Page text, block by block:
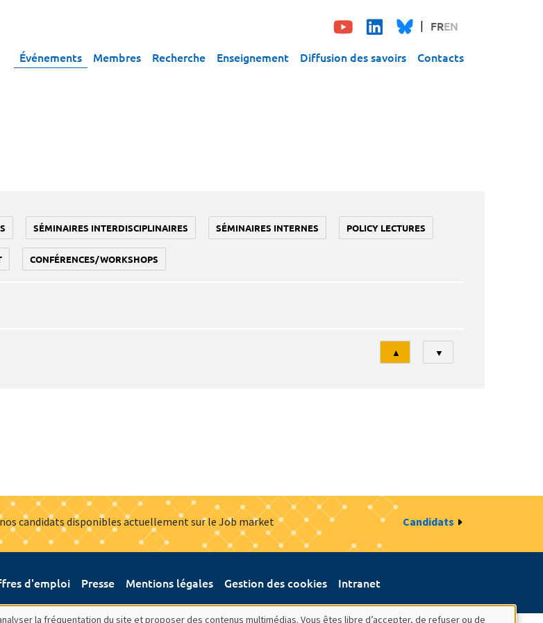
FREN
Événements Membres Recherche Enseignement Diffusion des savoirs Contacts
SÉMINAIRES INTERDISCIPLINAIRES SÉMINAIRES INTERNES POLICY LECTURES
CONFÉRENCES/WORKSHOPS
Tri
▲ ▼
candidats disponibles actuellement sur le Job market Candidats
d'emploi Presse Mentions légales Gestion des cookies Intranet
la fréquentation du site et proposer des contenus multimédias. Vous êtes libre d’accepter, de refuser ou de